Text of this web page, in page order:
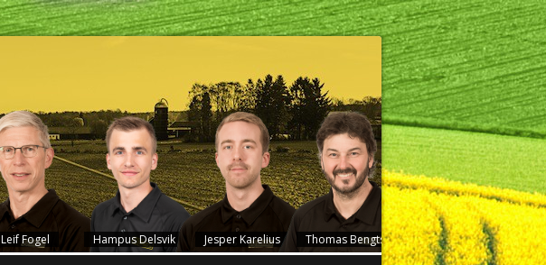
Leif Fogel Hampus Delsvik Jesper Karelius Thomas Bengtsson Stefan Johansson